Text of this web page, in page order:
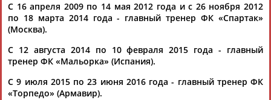
Валерий Карпин. Он отметил, что хочет сосредоточиться
на...
(Проект:Информационное агентство СТАДИОН
Валерий Карпин объявил об уходе с поста главного тренера
футбольного "Динамо"
Валерий Карпинобъявил об уходе с поста главного тренера
московского футбольного клуба "Динамо". Комментарий
С 16 апреля 2009 по 14 мая 2012 года и с 26 ноября 2012
по 18 марта 2014 года - главный тренер ФК «Спартак»
(Москва).
С 12 августа 2014 по 10 февраля 2015 года - главный
тренер ФК «Мальорка» (Испания).
С 9 июля 2015 по 23 июня 2016 года - главный тренер ФК
«Торпедо» (Армавир).